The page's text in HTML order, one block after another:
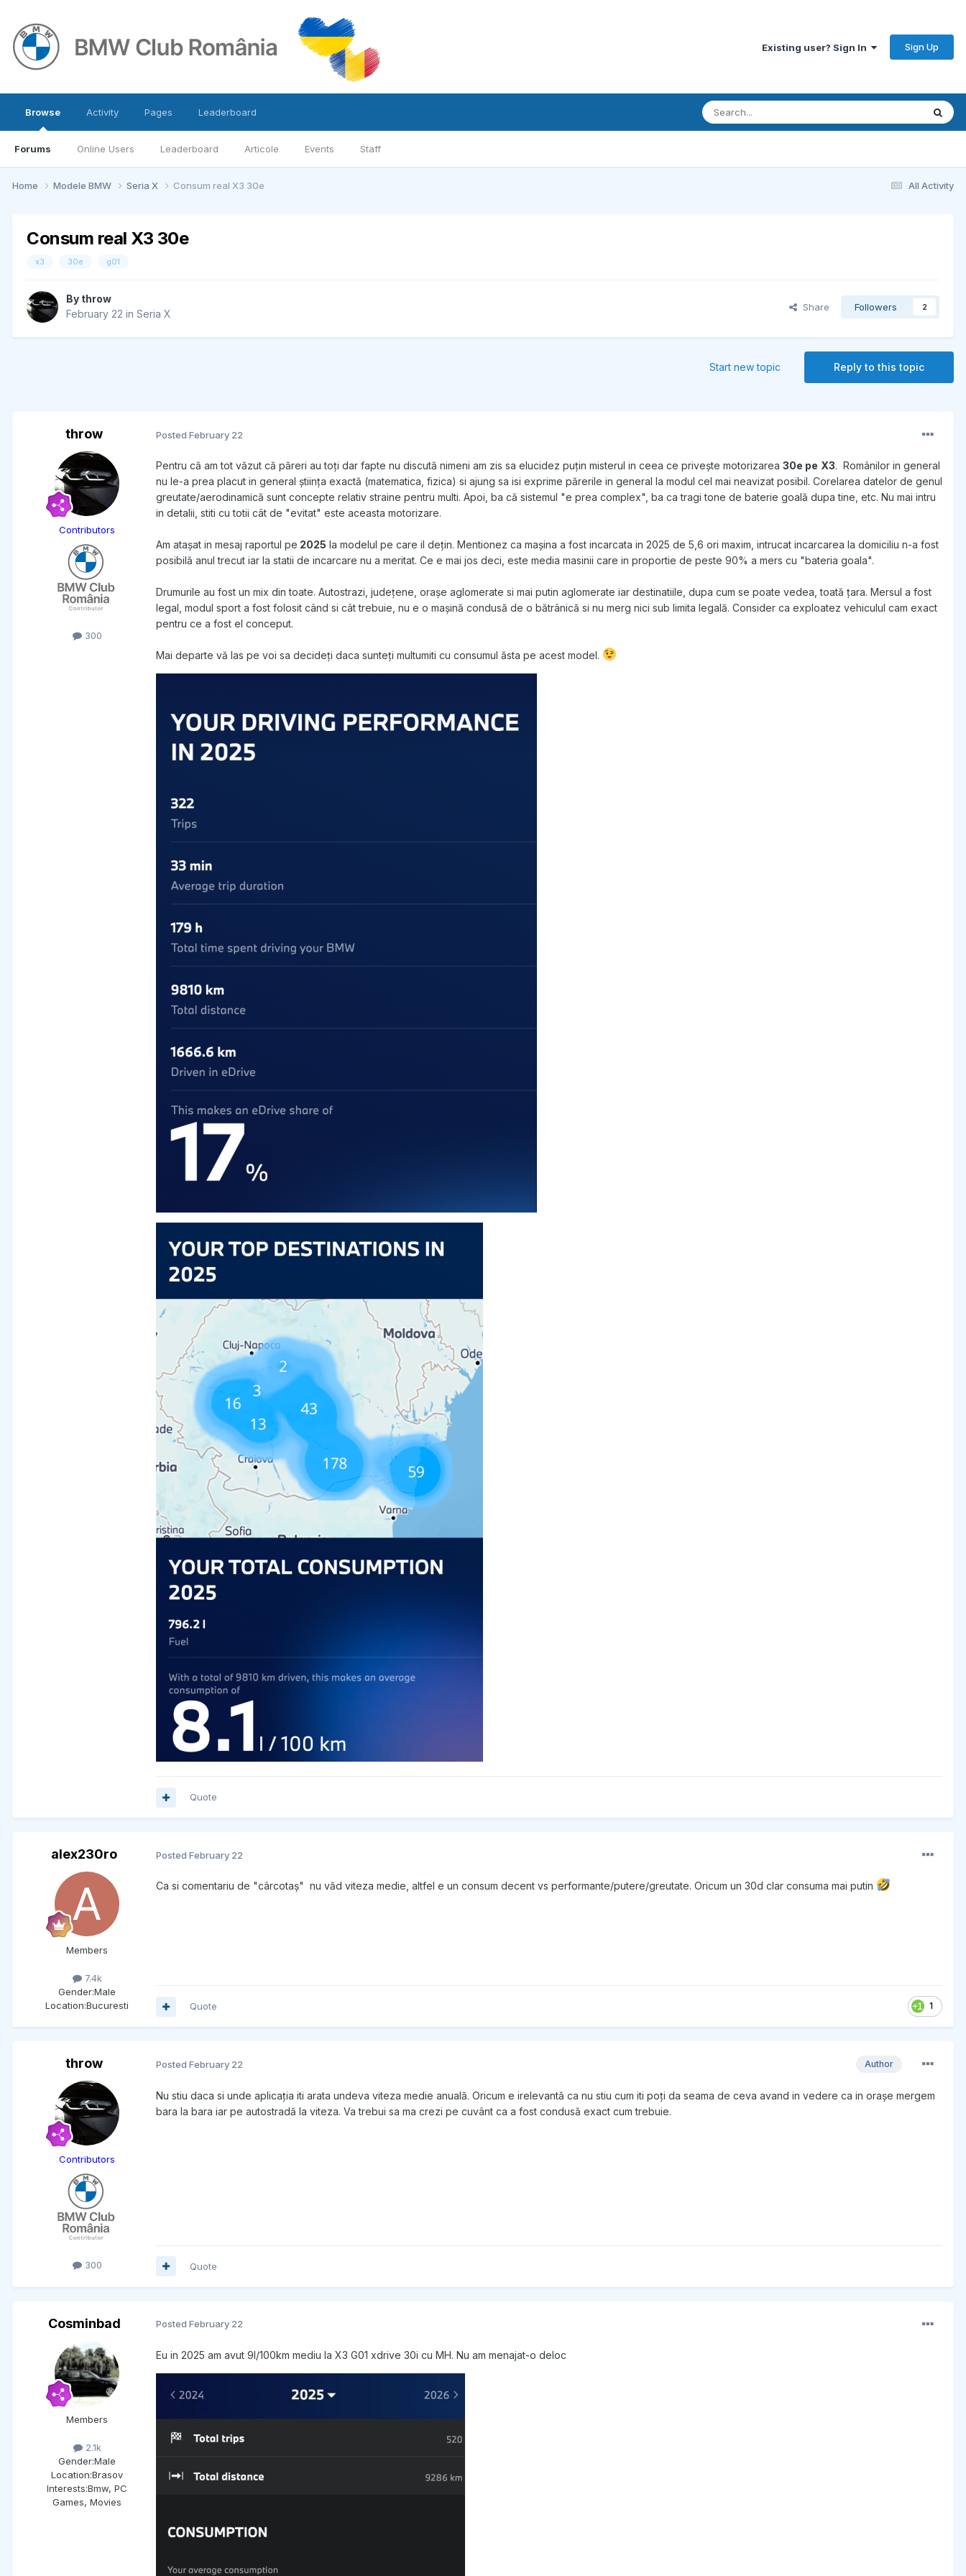
Existing user? Sign In Sign Up
Browse
Forums Online Users Leaderboard Articole Events Staff
Activity Pages Leaderboard
All Activity
Home Modele BMW Seria X Consum real X3 30e
Consum real X3 30e
x3 30e g01
By throw
February 22 in Seria X
Share Followers 2
Reply to this topic
Start new topic
throw
Contributors
300
Posted February 22
Pentru că am tot văzut că păreri au toți dar fapte nu discută nimeni am zis sa elucidez puțin misterul in ceea ce privește motorizarea 30e pe X3. Românilor in general
nu le-a prea placut in general știința exactă (matematica, fizica) si ajung sa isi exprime părerile in general la modul cel mai neavizat posibil. Corelarea datelor de genul
greutate/aerodinamică sunt concepte relativ straine pentru multi. Apoi, ba că sistemul "e prea complex", ba ca tragi tone de baterie goală dupa tine, etc. Nu mai intru
in detalii, stiti cu totii cât de "evitat" este aceasta motorizare.
Am atașat in mesaj raportul pe 2025 la modelul pe care il dețin. Mentionez ca mașina a fost incarcata in 2025 de 5,6 ori maxim, intrucat incarcarea la domiciliu n-a fost
posibilă anul trecut iar la statii de incarcare nu a meritat. Ce e mai jos deci, este media masinii care in proportie de peste 90% a mers cu "bateria goala".
Drumurile au fost un mix din toate. Autostrazi, județene, orașe aglomerate si mai putin aglomerate iar destinatiile, dupa cum se poate vedea, toată țara. Mersul a fost
legal, modul sport a fost folosit când si cât trebuie, nu e o mașină condusă de o bătrânică si nu merg nici sub limita legală. Consider ca exploatez vehiculul cam exact
pentru ce a fost el conceput.
Mai departe vă las pe voi sa decideți daca sunteți multumiti cu consumul ăsta pe acest model.
Quote
alex230ro
Members
7.4k
Gender:Male
Location:Bucuresti
Posted February 22
Ca si comentariu de "cârcotaș" nu văd viteza medie, altfel e un consum decent vs performante/putere/greutate. Oricum un 30d clar consuma mai putin
1
Quote
throw
Contributors
300
Author
Posted February 22
Nu stiu daca si unde aplicația iti arata undeva viteza medie anuală. Oricum e irelevantă ca nu stiu cum iti poți da seama de ceva avand in vedere ca in orașe mergem
bara la bara iar pe autostradă la viteza. Va trebui sa ma crezi pe cuvânt ca a fost condusă exact cum trebuie.
Quote
Cosminbad
Members
2.1k
Gender:Male
Location:Brasov
Interests:Bmw, PC
Games, Movies
Posted February 22
Eu in 2025 am avut 9l/100km mediu la X3 G01 xdrive 30i cu MH. Nu am menajat-o deloc